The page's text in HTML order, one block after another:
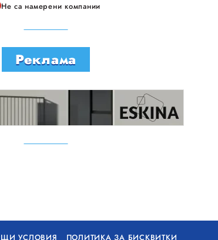
Не са намерени компании
Реклама
УСЛОВИЯ ПОЛИТИКА ЗА БИСКВИТКИ